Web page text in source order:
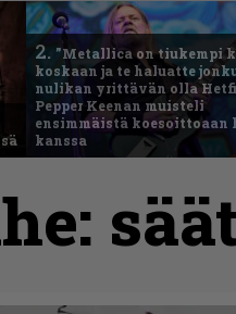
2. ”Metallica on tiukempi
koskaan ja te haluatte
nulikan yrittävän olla
Pepper Keenan muisteli
ensimmäistä koesoittoaan
kanssa